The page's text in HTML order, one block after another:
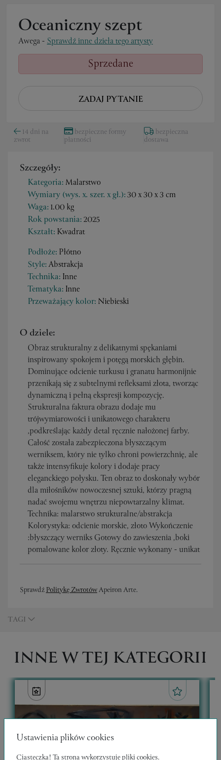
Oceaniczny szept
Awega- Sprawdź inne dzieła tego artysty
Sprzedane
ZADAJ PYTANIE
14 dni na
zwrot
bezpieczne formy
płatności
bezpieczna
dostawa
Szczegóły:
Kategoria: Malarstwo
Wymiary (wys. x. szer. x gł.):30 x 30 x 3 cm
Waga: 1.00 kg
Rok powstania:2025
Kształt: Kwadrat
Podłoże: Płótno
Style:Abstrakcja
Technika: Inne
Tematyka: Inne
Przeważający kolor: Niebieski
O dziele:
Obraz strukturalny z delikatnymi spękaniami
inspirowany spokojem i potęgą morskich głębin.
Dominujące odcienie turkusu i granatu harmonijnie
przenikają się z subtelnymi refleksami złota, tworząc
dynamiczną i pełną ekspresji kompozycję.
Strukturalna faktura obrazu dodaje mu
trójwymiarowości i unikatowego charakteru
,podkreślając każdy detal ręcznie nałożonej farby.
Całość została zabezpieczona błyszczącym
werniksem, który nie tylko chroni powierzchnię, ale
także intensyfikuje kolory i dodaje pracy
eleganckiego połysku. Ten obraz to doskonały wybór
dla miłośników nowoczesnej sztuki, którzy pragną
nadać swojemu wnętrzu niepowtarzalny klimat.
Technika: malarstwo strukturalne/abstrakcja
Kolorystyka: odcienie morskie, złoto Wykończenie
:błyszczący werniks Gotowy do zawieszenia ,boki
pomalowane kolor złoty. Ręcznie wykonany - unikat
SprawdźPolitykę ZwrotówApeiron Arte.
TAGI
INNE W TEJ KATEGORII
Ustawienia plików cookies
Ciasteczka! Ta strona wykorzystuje pliki cookies.